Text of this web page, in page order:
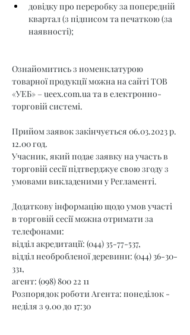
довідку про переробку за попередній
квартал (з підписом та печаткою (за
наявності);
Ознайомитись з номенклатурою
товарної продукції можна на сайті ТОВ
«УЕБ» – ueex.com.ua та в електронно-
торговій системі.
Прийом заявок закінчується 06.03.2023 р.
12.00 год.
Учасник, який подає заявку на участь в
торговій сесії підтверджує свою згоду з
умовами викладеними у Регламенті.
Додаткову інформацію щодо умов участі
в торговій сесії можна отримати за
телефонами:
відділ акредитації: (044) 35-77-537,
відділ необробленої деревини: (044) 36-30-
331,
агент: (098) 800 22 11
Розпорядок роботи Агента: понеділок -
неділя з 9.00 до 17:30